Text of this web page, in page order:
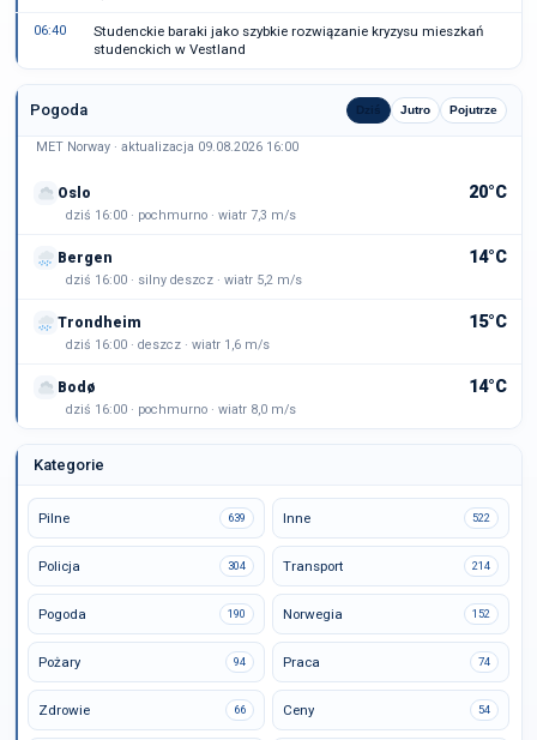
06:40
Studenckie baraki jako szybkie rozwiązanie kryzysu mieszkań
studenckich w Vestland
Pogoda Dziś Jutro Pojutrze
MET Norway · aktualizacja 09.08.2026 16:00
Oslo 20°C
dziś 16:00 · pochmurno · wiatr 7,3 m/s
Bergen 14°C
dziś 16:00 · silny deszcz · wiatr 5,2 m/s
Trondheim 15°C
dziś 16:00 · deszcz · wiatr 1,6 m/s
Bodø 14°C
dziś 16:00 · pochmurno · wiatr 8,0 m/s
Kategorie
Pilne 639 Inne 522
Policja 304 Transport 214
Pogoda 190 Norwegia 152
Pożary 94 Praca 74
Zdrowie 66 Ceny 54